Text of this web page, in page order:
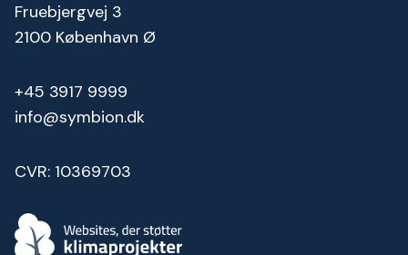
Fruebjergvej 3
2100 København Ø
+45 3917 9999
info@symbion.dk
CVR: 10369703